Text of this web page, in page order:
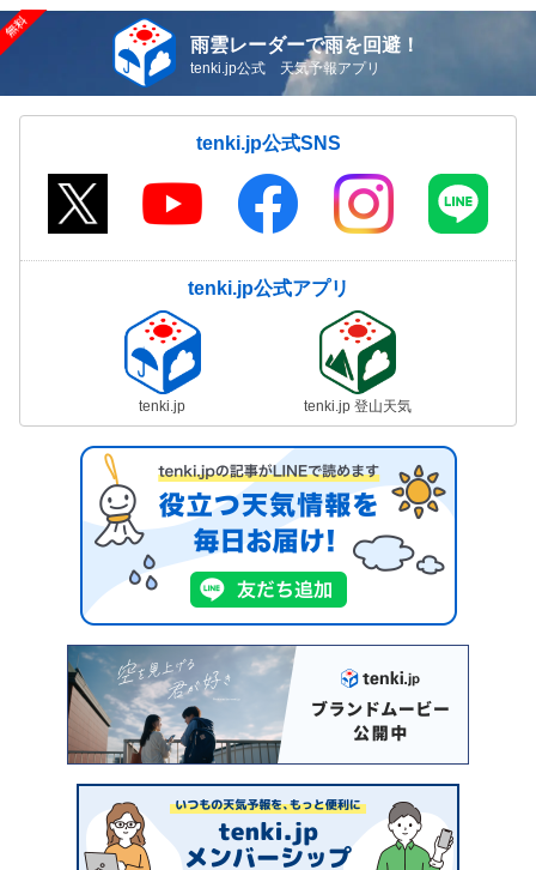
雨雲レーダーで雨を回避！
tenki.jp公式 天気予報アプリ
tenki.jp公式SNS
tenki.jp公式アプリ
tenki.jp tenki.jp 登山天気